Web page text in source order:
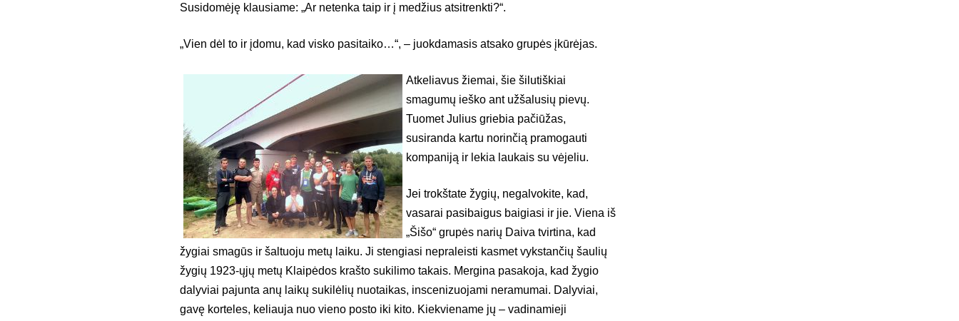
Susidomėję klausiame: „Ar netenka taip ir į medžius atsitrenkti?“.
„Vien dėl to ir įdomu, kad visko pasitaiko…“, – juokdamasis atsako grupės įkūrėjas.
Atkeliavus žiemai, šie šilutiškiai
smagumų ieško ant užšalusių pievų.
Tuomet Julius griebia pačiūžas,
susiranda kartu norinčią pramogauti
kompaniją ir lekia laukais su vėjeliu.
Jei trokštate žygių, negalvokite, kad,
vasarai pasibaigus baigiasi ir jie. Viena iš
„Šišo“ grupės narių Daiva tvirtina, kad
žygiai smagūs ir šaltuoju metų laiku. Ji stengiasi nepraleisti kasmet vykstančių šaulių
žygių 1923-ųjų metų Klaipėdos krašto sukilimo takais. Mergina pasakoja, kad žygio
dalyviai pajunta anų laikų sukilėlių nuotaikas, inscenizuojami neramumai. Dalyviai,
gavę korteles, keliauja nuo vieno posto iki kito. Kiekviename jų – vadinamieji